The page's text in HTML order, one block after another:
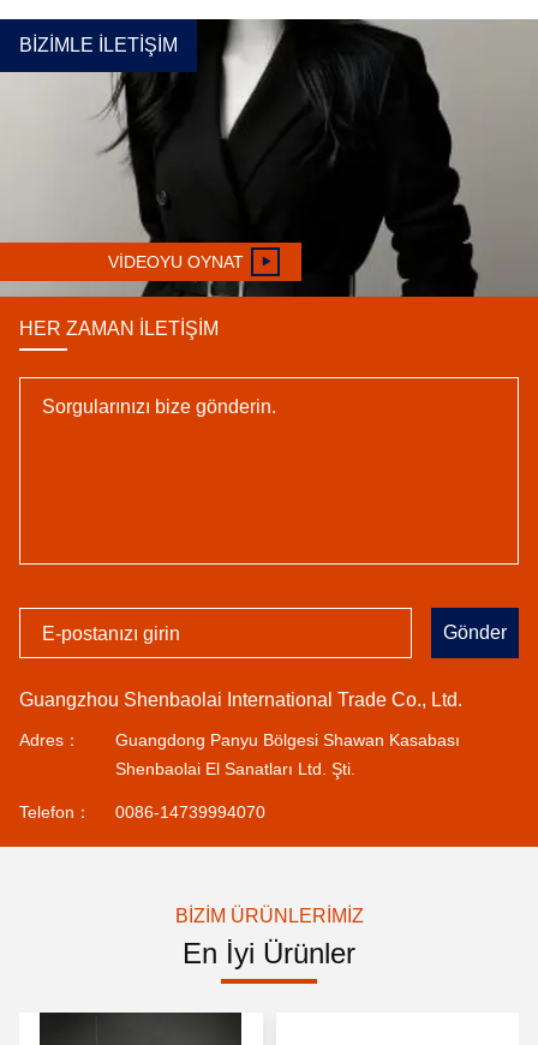
provide safety
inspection
reports,
certificates,
assembly
diagrams and
installation
BIZIMLE İLETIŞIM
VIDEOYU OYNAT
HER ZAMAN İLETIŞIM
Gönder
Guangzhou Shenbaolai International Trade Co., Ltd.
Adres：
Guangdong Panyu Bölgesi Shawan Kasabası
Shenbaolai El Sanatları Ltd. Şti.
Telefon： 0086-14739994070
BIZIM ÜRÜNLERIMIZ
En İyi Ürünler